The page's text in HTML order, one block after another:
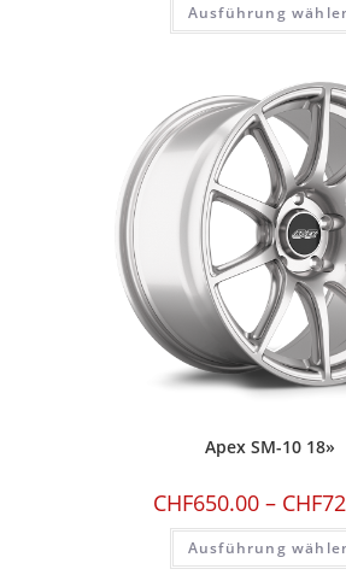
Ausführung
Apex SM-10 18»
CHF650.00– CHF
Ausführung